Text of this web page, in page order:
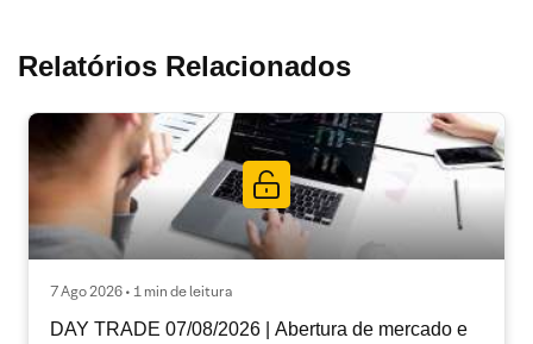
Relatórios Relacionados
7 Ago 2026 • 1 min de leitura
DAY TRADE 07/08/2026 | Abertura de mercado e